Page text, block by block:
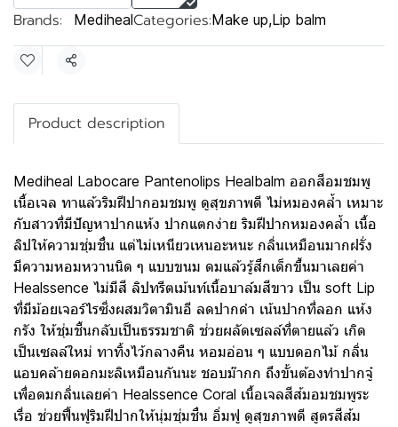
Brands: MedihealCategories:Make up,Lip balm
Share
Product description
Mediheal Labocare Pantenolips Healbalm ออกสีอมชมพู
เนื้อเจล ทาแล้วริมฝีปากอมชมพู ดูสุขภาพดี ไม่หมองคล้ำ เหมาะ
กับสาวที่มีปัญหาปากแห้ง ปากแตกง่าย ริมฝีปากหมองคล้ำ เนื้อ
ลิปให้ความชุ่มชื่น แต่ไม่เหนียวเหนอะหนะ กลิ่นเหมือนมากฝรั่ง
มีความหอมหวานนิด ๆ แบบขนม ดมแล้วรู้สึกเด็กขึ้นมาเลยค่า
Healssence ไม่มีสี ลิปทรีตเม้นท์เนื้อบาล์มสีขาว เป็น soft Lip
ที่มีม้อยเจอร์ไรซิ่งผสมวิตามินอี ลดปากดำ เน้นปากที่ลอก แห้ง
กรัง ให้ชุ่มชื้นกลับเป็นธรรมชาติ ช่วยผลัดเซลล์ที่ตายแล้ว เกิด
เป็นเซลล์ใหม่ ทาทิ้งไว้กลางคืน หอมอ่อน ๆ แบบดอกไม้ กลิ่น
แอบคล้ายดอกมะลิเหมือนกันนะ ชอบม๊ากก ถึงขั้นต้องทำปากจู๋
เพื่อดมกลิ่นเลยค่า Healssence Coral เนื้อเจลสีส้มอมชมพูระ
เรื่อ ช่วยฟื้นฟูริมฝีปากให้นุ่มชุ่มชื่น อิ่มฟู ดูสุขภาพดี สูตรสีส้ม